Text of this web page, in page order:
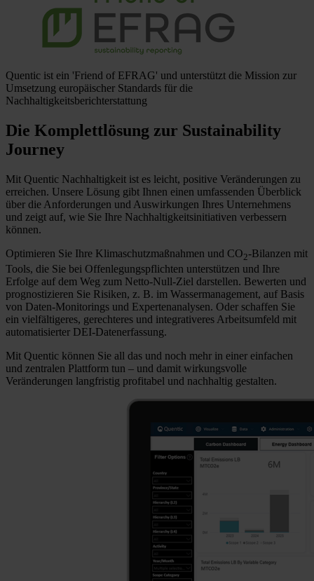
Quentic ist ein 'Friend of EFRAG' und unterstützt die Mission zur
Umsetzung europäischer Standards für die
Nachhaltigkeitsberichterstattung
Die Komplettlösung zur Sustainability
Journey
Mit Quentic Nachhaltigkeit ist es leicht, positive Veränderungen zu
erreichen. Unsere Lösung gibt Ihnen einen umfassenden Überblick
über die Anforderungen und Auswirkungen Ihres Unternehmens
und zeigt auf, wie Sie Ihre Nachhaltigkeitsinitiativen verbessern
können.
Optimieren Sie Ihre Klimaschutzmaßnahmen und CO2-Bilanzen mit
Tools, die Sie bei Offenlegungspflichten unterstützen und Ihre
Erfolge auf dem Weg zum Netto-Null-Ziel darstellen. Bewerten und
prognostizieren Sie Risiken, z. B. im Wassermanagement, auf Basis
von Daten-Monitorings und Expertenanalysen. Oder schaffen Sie
ein vielfältigeres, gerechteres und integrativeres Arbeitsumfeld mit
automatisierter DEI-Datenerfassung.
Mit Quentic können Sie all das und noch mehr in einer einfachen
und zentralen Plattform tun – und damit wirkungsvolle
Veränderungen langfristig profitabel und nachhaltig gestalten.